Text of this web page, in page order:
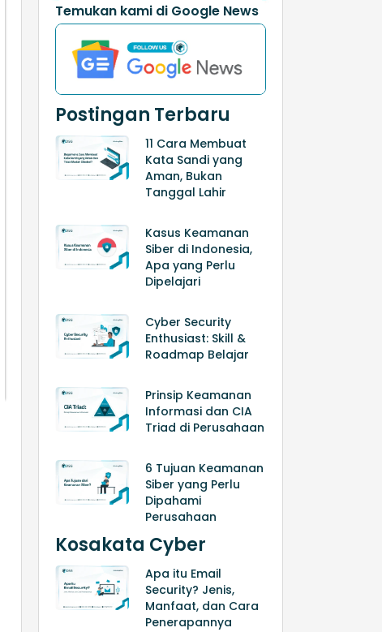
Temukan kami di Google News
Postingan Terbaru
11 Cara Membuat
Kata Sandi yang
Aman, Bukan
Tanggal Lahir
Kasus Keamanan
Siber di Indonesia,
Apa yang Perlu
Dipelajari
Cyber Security
Enthusiast: Skill &
Roadmap Belajar
Prinsip Keamanan
Informasi dan CIA
Triad di Perusahaan
6 Tujuan Keamanan
Siber yang Perlu
Dipahami
Perusahaan
Kosakata Cyber
Apa itu Email
Security? Jenis,
Manfaat, dan Cara
Penerapannya